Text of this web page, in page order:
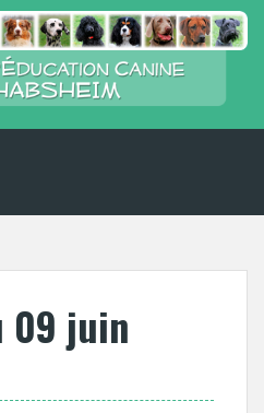
09 juin